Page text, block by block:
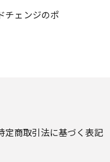
チェンジのポ
定商取引法に基づく表記